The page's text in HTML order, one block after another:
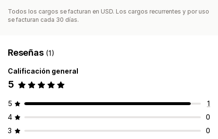
Todos los cargos se facturan en USD. Los cargos recurrentes y por uso
se facturan cada 30 días.
Reseñas (1)
Calificación general
5
5
1
4
0
3
0